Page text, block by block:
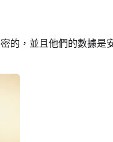
的，並且他們的數據是